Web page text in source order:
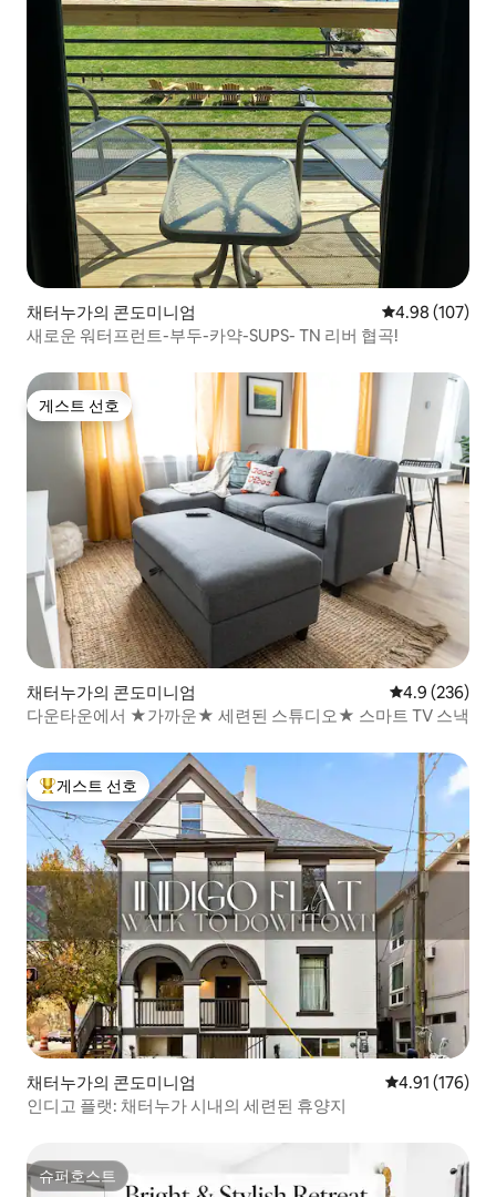
채터누가의 콘도미니엄 평점 4.98점(5
4.98 (107)
새로운 워터프런트-부두-카약-SUPS- TN 리버 협곡!
게스트 선호
게스트 선호
채터누가의 콘도미니엄 평점 4.9점(5
4.9 (236)
다운타운에서 ★가까운★ 세련된 스튜디오★ 스마트 TV 스낵
상위 게스트 선호
게스트 선호
채터누가의 콘도미니엄 평점 4.91점(5
4.91 (176)
인디고 플랫: 채터누가 시내의 세련된 휴양지
슈퍼호스트
슈퍼호스트